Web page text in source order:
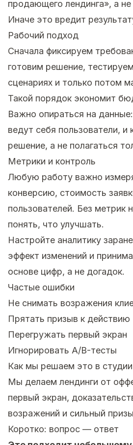
продающего лендинга», а
Иначе это вредит
Рабочий подход
Сначала фиксируем
готовим решение,
сценариях и только потом
Такой порядок экономит
Важно опираться на
ведут себя пользователи, и
решение, а не полагаться
Метрики и контроль
Любую работу важно
конверсию, стоимость
пользователей. Без метрик
понять, что улучшать.
Настройте аналитику
эффект изменений и
основе цифр, а не догадок.
Частые ошибки
Не снимать возражения
Прятать призыв к действию
Перегружать первый экран
Игнорировать A/B-тесты
Как мы решаем это в студии
Мы делаем лендинги от
первый экран,
возражений и сильный
Коротко: вопрос — ответ